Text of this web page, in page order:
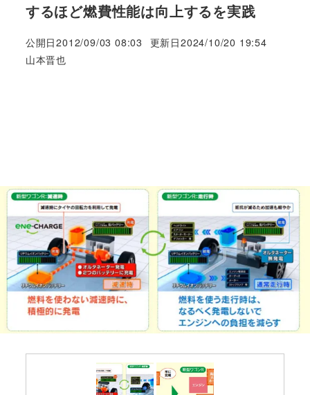
するほど燃費性能は向上するを実践
公開日2012/09/03 08:03 更新日2024/10/20 19:54
著
山本晋也